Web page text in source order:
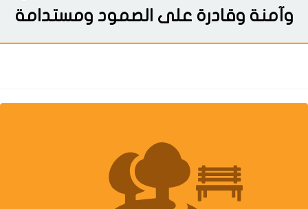
وآمنة وقادرة على الصمود ومستدامة